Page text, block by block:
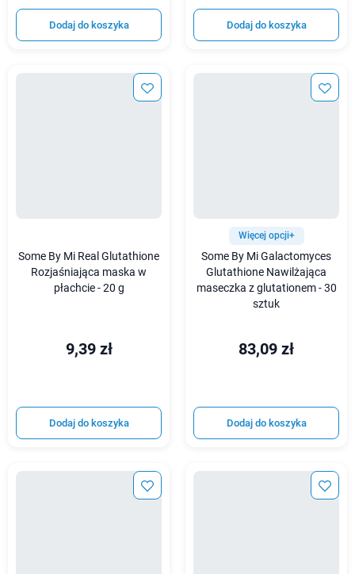
Dodaj do koszyka Dodaj do koszyka
Some By Mi Real Glutathione
Rozjaśniająca maska w
płachcie - 20 g
9,39 zł
Dodaj do koszyka
Więcej opcji+
Some By Mi Galactomyces
Glutathione Nawilżająca
maseczka z glutationem - 30
sztuk
83,09 zł
Dodaj do koszyka